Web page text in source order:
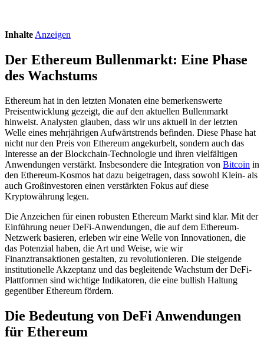
Inhalte Anzeigen
Der Ethereum Bullenmarkt: Eine Phase
des Wachstums
Ethereum hat in den letzten Monaten eine bemerkenswerte
Preisentwicklung gezeigt, die auf den aktuellen Bullenmarkt
hinweist. Analysten glauben, dass wir uns aktuell in der letzten
Welle eines mehrjährigen Aufwärtstrends befinden. Diese Phase hat
nicht nur den Preis von Ethereum angekurbelt, sondern auch das
Interesse an der Blockchain-Technologie und ihren vielfältigen
Anwendungen verstärkt. Insbesondere die Integration von Bitcoin in
den Ethereum-Kosmos hat dazu beigetragen, dass sowohl Klein- als
auch Großinvestoren einen verstärkten Fokus auf diese
Kryptowährung legen.
Die Anzeichen für einen robusten Ethereum Markt sind klar. Mit der
Einführung neuer DeFi-Anwendungen, die auf dem Ethereum-
Netzwerk basieren, erleben wir eine Welle von Innovationen, die
das Potenzial haben, die Art und Weise, wie wir
Finanztransaktionen gestalten, zu revolutionieren. Die steigende
institutionelle Akzeptanz und das begleitende Wachstum der DeFi-
Plattformen sind wichtige Indikatoren, die eine bullish Haltung
gegenüber Ethereum fördern.
Die Bedeutung von DeFi Anwendungen
für Ethereum